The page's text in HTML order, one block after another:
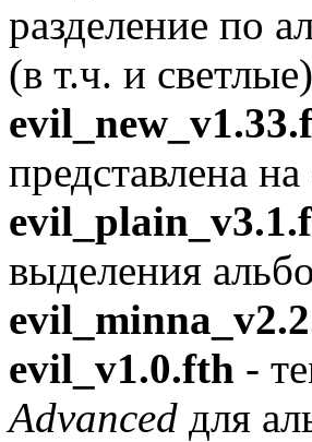
разделение по
(в т.ч. и
представлена
выделения
evil_v1.0.fth -
Advanced для